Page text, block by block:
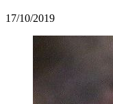
17/10/2019